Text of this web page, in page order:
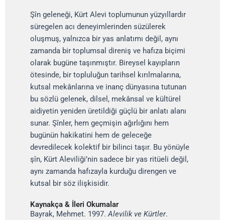
Şîn geleneği, Kürt Alevi toplumunun yüzyıllardır
süregelen acı deneyimlerinden süzülerek
oluşmuş, yalnızca bir yas anlatımı değil, aynı
zamanda bir toplumsal direniş ve hafıza biçimi
olarak bugüne taşınmıştır. Bireysel kayıpların
ötesinde, bir topluluğun tarihsel kırılmalarına,
kutsal mekânlarına ve inanç dünyasına tutunan
bu sözlü gelenek, dilsel, mekânsal ve kültürel
aidiyetin yeniden üretildiği güçlü bir anlatı alanı
sunar. Şînler, hem geçmişin ağırlığını hem
bugünün hakikatini hem de geleceğe
devredilecek kolektif bir bilinci taşır. Bu yönüyle
şîn, Kürt Aleviliği’nin sadece bir yas ritüeli değil,
aynı zamanda hafızayla kurduğu direngen ve
kutsal bir söz ilişkisidir.
Kaynakça & İleri Okumalar
Bayrak, Mehmet. 1997.Alevilik ve Kürtler.